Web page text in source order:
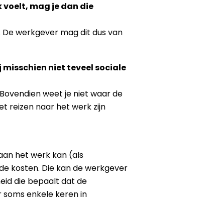
voelt, mag je dan die
werkgever mag dit dus van
niet teveel sociale
weet je niet waar de
reizen naar het werk zijn
het werk kan (als
kosten. Die kan de werkgever
die bepaalt dat de
enkele keren in